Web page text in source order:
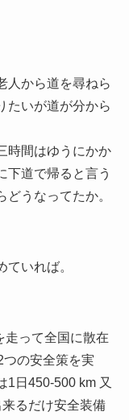
人から道を尋ねら
たいが道が分から
時間はゆうにかか
下道で帰ると言う
うなってたか。
いれば。
走って全国に散在
の安全策を実
1日450-500 km 又
るだけ安全装備